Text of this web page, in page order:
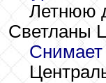
Летнюю
Светланы
Снимает